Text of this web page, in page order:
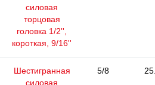
силовая
торцовая
головка 1/2'',
короткая, 9/16''
Шестигранная
силовая
5/8